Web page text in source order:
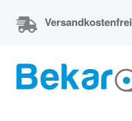
Versandkostenfrei
Zur
Navigation
Zum
Inhalt